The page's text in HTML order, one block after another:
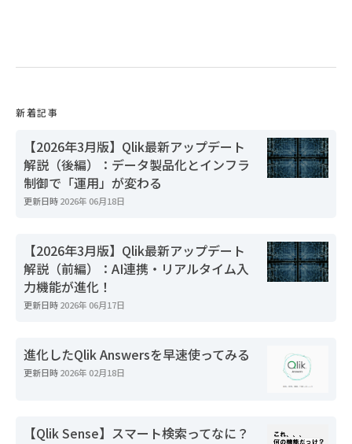
新着記事
【2026年3月版】Qlik最新アップデート
解説（後編）：データ製品化とインフラ
制御で「運用」が変わる
更新日時2026年 06月18日
【2026年3月版】Qlik最新アップデート
解説（前編）：AI連携・リアルタイム入
力機能が進化！
更新日時2026年 06月17日
進化したQlik Answersを早速使ってみる
更新日時2026年 02月18日
【Qlik Sense】スマート検索ってなに？